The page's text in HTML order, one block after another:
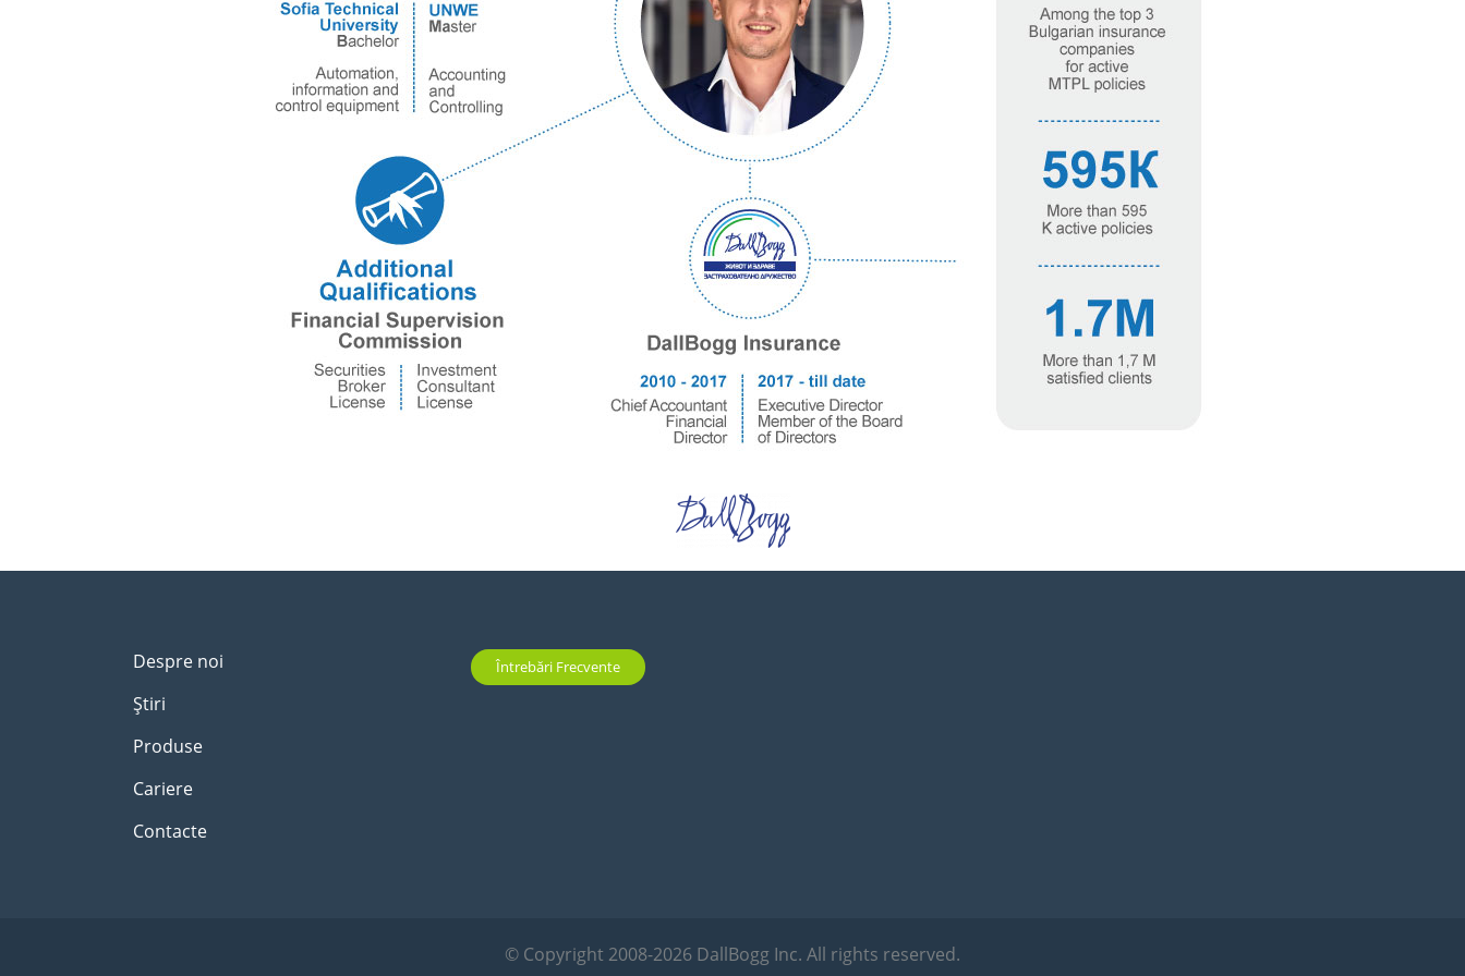
Despre noi
Știri
Produse
Cariere
Contacte
Întrebări Frecvente
© Copyright 2008-2026 DallBogg Inc. All rights reserved.